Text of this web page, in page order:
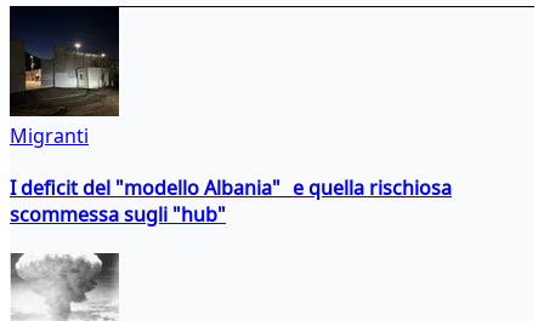
Migranti
I deficit del "modello Albania" e quella rischiosa
scommessa sugli "hub"